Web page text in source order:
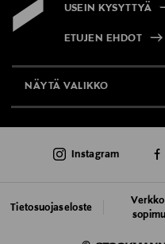
USEIN KYSYTTYÄ
ETUJEN EHDOT
NÄYTÄ VALIKKO
AJANKOHTAISTA
Tietosuojaseloste
Instagram